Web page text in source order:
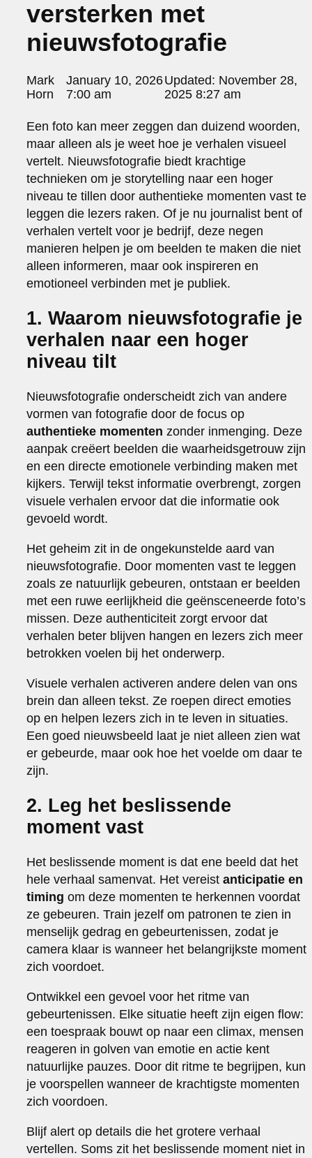
portraits 2
portraits 3
fd gazellen 2014
sanoma view 2014 – annual report
het zuiderlicht
thomas van luyn
parool christmas special
editorial
travel
commercial
fashion
contact
info@markhorn.nl
+31650600601
about
versterken met
nieuwsfotografie
Posted
by:
Mark
Horn
January 10, 2026
7:00 am
Updated: November 28,
2025 8:27 am
Een foto kan meer zeggen dan duizend woorden,
maar alleen als je weet hoe je verhalen visueel
vertelt. Nieuwsfotografie biedt krachtige
technieken om je storytelling naar een hoger
niveau te tillen door authentieke momenten vast te
leggen die lezers raken. Of je nu journalist bent of
verhalen vertelt voor je bedrijf, deze negen
manieren helpen je om beelden te maken die niet
alleen informeren, maar ook inspireren en
emotioneel verbinden met je publiek.
1. Waarom nieuwsfotografie je
verhalen naar een hoger
niveau tilt
Nieuwsfotografie onderscheidt zich van andere
vormen van fotografie door de focus op
authentieke momenten zonder inmenging. Deze
aanpak creëert beelden die waarheidsgetrouw zijn
en een directe emotionele verbinding maken met
kijkers. Terwijl tekst informatie overbrengt, zorgen
visuele verhalen ervoor dat die informatie ook
gevoeld wordt.
Het geheim zit in de ongekunstelde aard van
nieuwsfotografie. Door momenten vast te leggen
zoals ze natuurlijk gebeuren, ontstaan er beelden
met een ruwe eerlijkheid die geënsceneerde foto’s
missen. Deze authenticiteit zorgt ervoor dat
verhalen beter blijven hangen en lezers zich meer
betrokken voelen bij het onderwerp.
Visuele verhalen activeren andere delen van ons
brein dan alleen tekst. Ze roepen direct emoties
op en helpen lezers zich in te leven in situaties.
Een goed nieuwsbeeld laat je niet alleen zien wat
er gebeurde, maar ook hoe het voelde om daar te
zijn.
2. Leg het beslissende
moment vast
Het beslissende moment is dat ene beeld dat het
hele verhaal samenvat. Het vereistanticipatie en
timing om deze momenten te herkennen voordat
ze gebeuren. Train jezelf om patronen te zien in
menselijk gedrag en gebeurtenissen, zodat je
camera klaar is wanneer het belangrijkste moment
zich voordoet.
Ontwikkel een gevoel voor het ritme van
gebeurtenissen. Elke situatie heeft zijn eigen flow:
een toespraak bouwt op naar een climax, mensen
reageren in golven van emotie en actie kent
natuurlijke pauzes. Door dit ritme te begrijpen, kun
je voorspellen wanneer de krachtigste momenten
zich voordoen.
Blijf alert op details die het grotere verhaal
vertellen. Soms zit het beslissende moment niet in